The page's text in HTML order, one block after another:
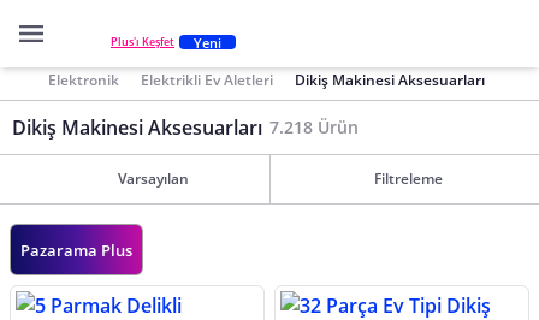
Plus'ı Keşfet Yeni
Elektronik Elektrikli Ev Aletleri Dikiş Makinesi Aksesuarları
Dikiş Makinesi Aksesuarları 7.218 Ürün
Varsayılan Filtreleme
Pazarama Plus